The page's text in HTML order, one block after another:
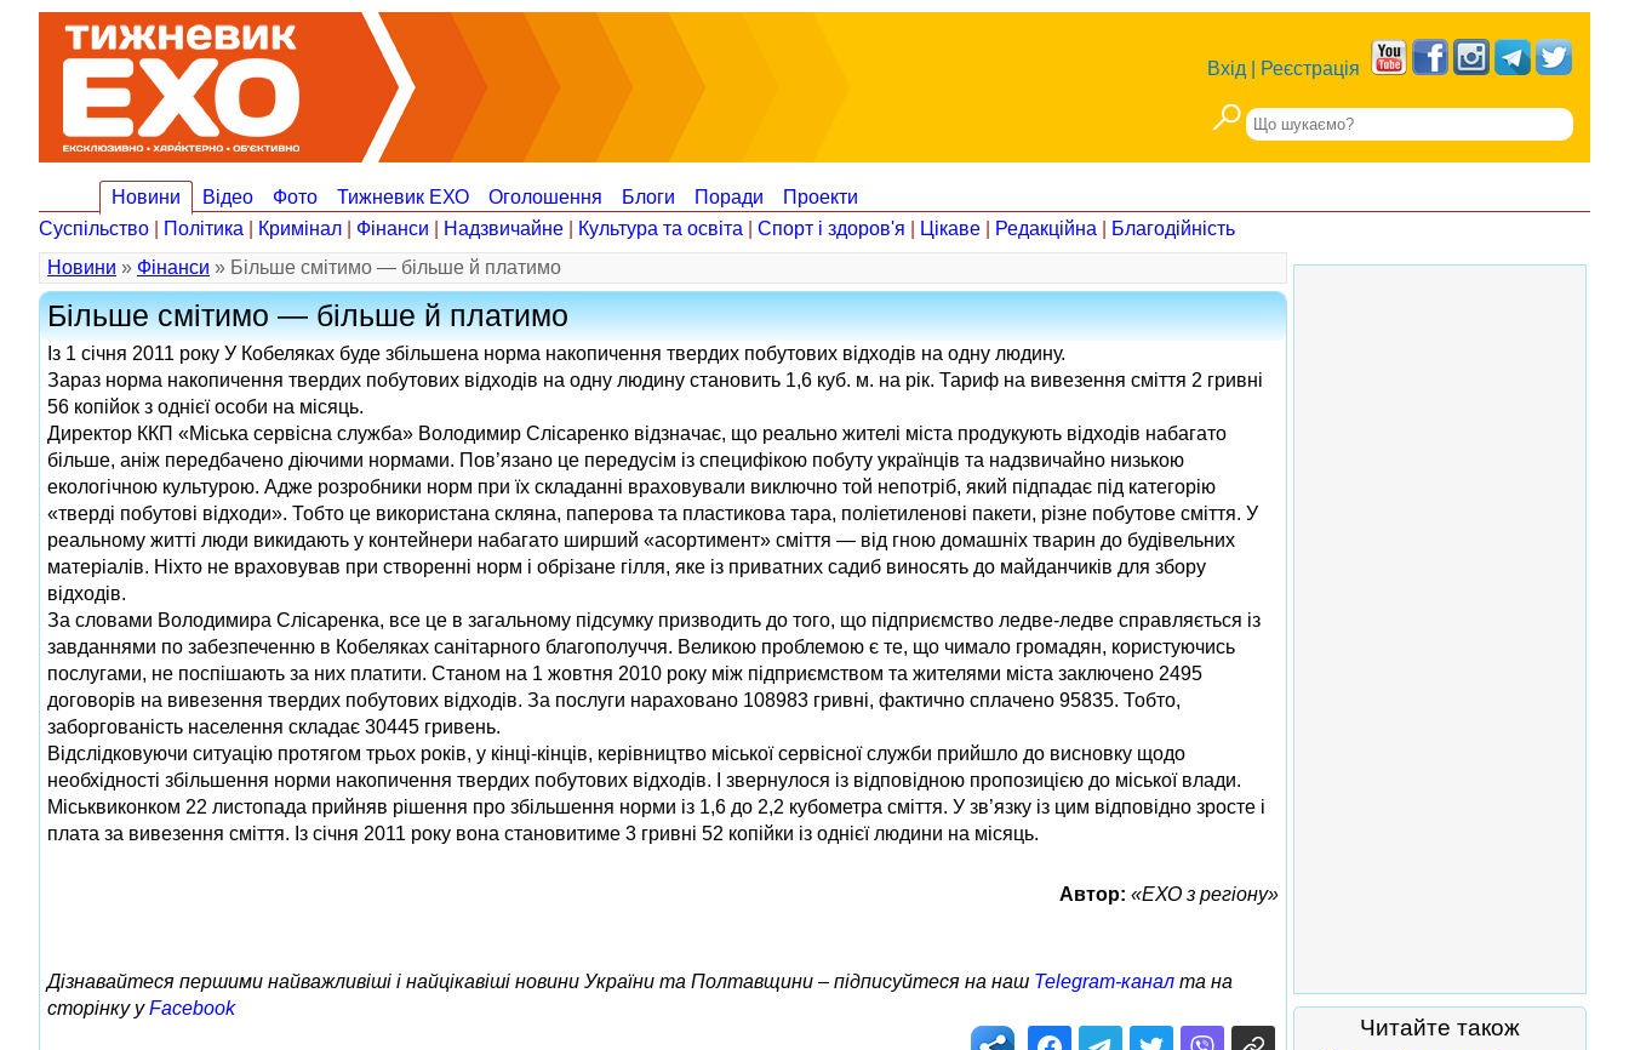
Вхід Реєстрація
Новини Відео Фото Тижневик ЕХО Оголошення Блоги Поради
Проекти
Суспільство
Політика Кримінал Фінанси Надзвичайне Культура та освіта Спорт і здоров'я Цікаве Редакційна
Благодійність
Новини » Фінанси » Більше смітимо — більше й платимо
Більше смітимо — більше й платимо
Із 1 січня 2011 року У Кобеляках буде збільшена норма накопичення твердих побутових відходів на одну людину.
Зараз норма накопичення твердих побутових відходів на одну людину становить 1,6 куб. м. на рік. Тариф на вивезення сміття 2 гривні
56 копійок з однієї особи на місяць.
Директор ККП «Міська сервісна служба» Володимир Слісаренко відзначає, що реально жителі міста продукують відходів набагато
більше, аніж передбачено діючими нормами. Пов’язано це передусім із специфікою побуту українців та надзвичайно низькою
екологічною культурою. Адже розробники норм при їх складанні враховували виключно той непотріб, який підпадає під категорію
«тверді побутові відходи». Тобто це використана скляна, паперова та пластикова тара, поліетиленові пакети, різне побутове сміття. У
реальному житті люди викидають у контейнери набагато ширший «асортимент» сміття — від гною домашніх тварин до будівельних
матеріалів. Ніхто не враховував при створенні норм і обрізане гілля, яке із приватних садиб виносять до майданчиків для збору
відходів.
За словами Володимира Слісаренка, все це в загальному підсумку призводить до того, що підприємство ледве-ледве справляється із
завданнями по забезпеченню в Кобеляках санітарного благополуччя. Великою проблемою є те, що чимало громадян, користуючись
послугами, не поспішають за них платити. Станом на 1 жовтня 2010 року між підприємством та жителями міста заключено 2495
договорів на вивезення твердих побутових відходів. За послуги нараховано 108983 гривні, фактично сплачено 95835. Тобто,
заборгованість населення складає 30445 гривень.
Відслідковуючи ситуацію протягом трьох років, у кінці-кінців, керівництво міської сервісної служби прийшло до висновку щодо
необхідності збільшення норми накопичення твердих побутових відходів. І звернулося із відповідною пропозицією до міської влади.
Міськвиконком 22 листопада прийняв рішення про збільшення норми із 1,6 до 2,2 кубометра сміття. У зв’язку із цим відповідно зросте і
плата за вивезення сміття. Із січня 2011 року вона становитиме 3 гривні 52 копійки із однієї людини на місяць.
Автор: «ЕХО з регіону»
Дізнавайтеся першими найважливіші і найцікавіші новини України та Полтавщини – підписуйтеся на наш Telegram-канал та на
сторінку уFacebook
Читайте також